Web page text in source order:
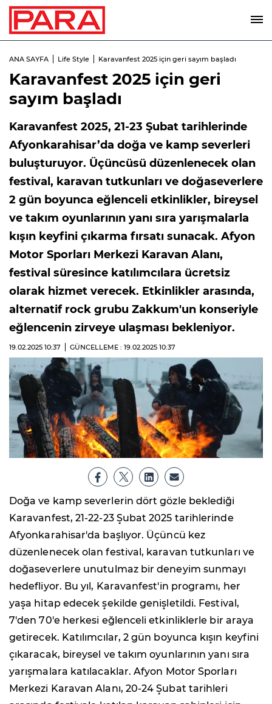
ANA SAYFA Life Style Karavanfest 2025 için geri sayım başladı
Karavanfest 2025 için geri
sayım başladı
Karavanfest 2025, 21-23 Şubat tarihlerinde
Afyonkarahisar’da doğa ve kamp severleri
buluşturuyor. Üçüncüsü düzenlenecek olan
festival, karavan tutkunları ve doğaseverlere
2 gün boyunca eğlenceli etkinlikler, bireysel
ve takım oyunlarının yanı sıra yarışmalarla
kışın keyfini çıkarma fırsatı sunacak. Afyon
Motor Sporları Merkezi Karavan Alanı,
festival süresince katılımcılara ücretsiz
olarak hizmet verecek. Etkinlikler arasında,
alternatif rock grubu Zakkum'un konseriyle
eğlencenin zirveye ulaşması bekleniyor.
19.02.2025 10:37 GÜNCELLEME : 19.02.2025 10:37
Doğa ve kamp severlerin dört gözle beklediği
Karavanfest, 21-22-23 Şubat 2025 tarihlerinde
Afyonkarahisar'da başlıyor. Üçüncü kez
düzenlenecek olan festival, karavan tutkunları ve
doğaseverlere unutulmaz bir deneyim sunmayı
hedefliyor. Bu yıl, Karavanfest'in programı, her
yaşa hitap edecek şekilde genişletildi. Festival,
7'den 70'e herkesi eğlenceli etkinliklerle bir araya
getirecek. Katılımcılar, 2 gün boyunca kışın keyfini
çıkaracak, bireysel ve takım oyunlarının yanı sıra
yarışmalara katılacaklar. Afyon Motor Sporları
Merkezi Karavan Alanı, 20-24 Şubat tarihleri